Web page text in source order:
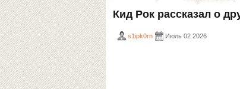
Кид Рок рассказал о
s1ipk0rn Июль 02 2026